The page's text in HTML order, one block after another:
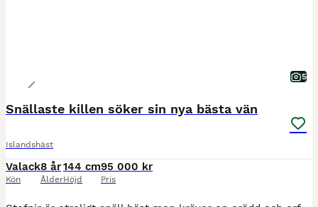
5
Snällaste killen söker sin nya bästa vän
Islandshäst
Valack
Kön
8 år
Ålder
144 cm
Höjd
95 000 kr
Pris